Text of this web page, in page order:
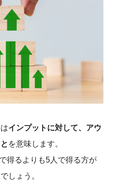
インプットに対して、アウ
を意味します。
得るよりも5人で得る方が
しょう。